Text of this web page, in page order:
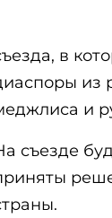
в
из
и
съезде